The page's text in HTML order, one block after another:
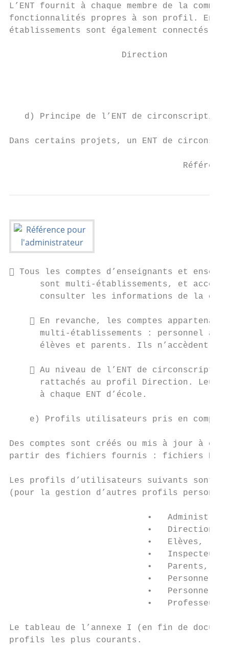
L’ENT fournit à chaque membre de la
fonctionnalités propres à son profil. En
établissements sont également connectés à
                      Direction
   d) Principe de l’ENT de circonscription
Dans certains projets, un ENT de
 Tous les comptes d’enseignants et
sont multi-établissements, et
consulter les informations de la
 En revanche, les comptes
multi-établissements : personnel
élèves et parents. Ils n’accèdent
 Au niveau de l’ENT de
rattachés au profil Direction. Leur
      à chaque ENT d’école.
e) Profils utilisateurs pris en
Des comptes sont créés ou mis à jour à
partir des fichiers fournis : fichiers Excel
Les profils d’utilisateurs suivants sont
(pour la gestion d’autres profils
•
                           •   Direction,
                           •   Elèves,
•
                           •   Parents,
•   Personnel
•   Personnel
                           •   Professeurs.
Le tableau de l’annexe I (en fin de
profils les plus courants.